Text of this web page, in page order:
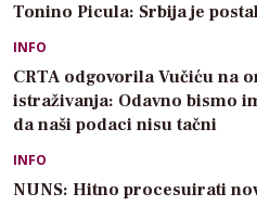
Tonino Picula: Srbija je
INFO
CRTA odgovorila Vučiću na
istraživanja: Odavno bismo
da naši podaci nisu tačni
INFO
NUNS: Hitno procesuirati